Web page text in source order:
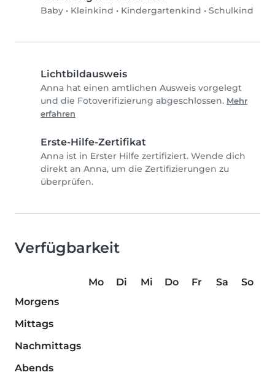
Baby • Kleinkind • Kindergartenkind • Schulkind
Lichtbildausweis
Anna hat einen amtlichen Ausweis vorgelegt
und die Fotoverifizierung abgeschlossen. Mehr
erfahren
Erste-Hilfe-Zertifikat
Anna ist in Erster Hilfe zertifiziert. Wende dich
direkt an Anna, um die Zertifizierungen zu
überprüfen.
Verfügbarkeit
Mo Di Mi Do Fr Sa
So
Morgens
Mittags
Nachmittags
Abends